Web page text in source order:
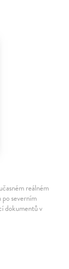
reálném
severním
dokumentů v